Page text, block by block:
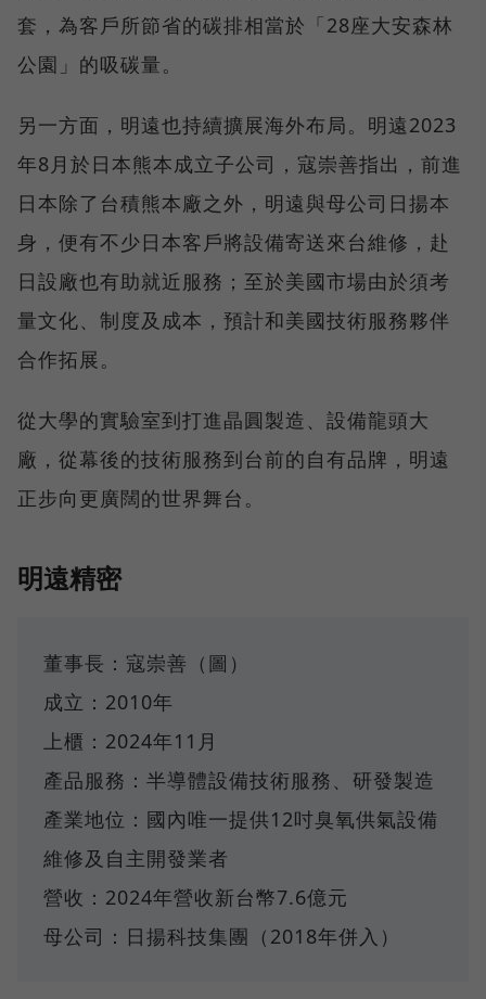
套，為客戶所節省的碳排相當於「28座大安森林
公園」的吸碳量。
另一方面，明遠也持續擴展海外布局。明遠2023
年8月於日本熊本成立子公司，寇崇善指出，前進
日本除了台積熊本廠之外，明遠與母公司日揚本
身，便有不少日本客戶將設備寄送來台維修，赴
日設廠也有助就近服務；至於美國市場由於須考
量文化、制度及成本，預計和美國技術服務夥伴
合作拓展。
從大學的實驗室到打進晶圓製造、設備龍頭大
廠，從幕後的技術服務到台前的自有品牌，明遠
正步向更廣闊的世界舞台。
明遠精密
董事長：寇崇善（圖）
成立：2010年
上櫃：2024年11月
產品服務：半導體設備技術服務、研發製造
產業地位：國內唯一提供12吋臭氧供氣設備
維修及自主開發業者
營收：2024年營收新台幣7.6億元
母公司：日揚科技集團（2018年併入）